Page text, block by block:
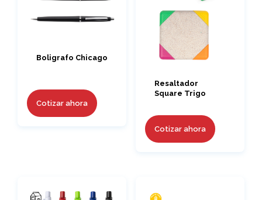
Boligrafo Chicago
Cotizar ahora
Resaltador
Square Trigo
Cotizar ahora